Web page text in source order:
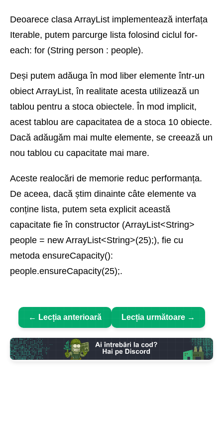
Deoarece clasa ArrayList implementează interfața
Iterable, putem parcurge lista folosind ciclul for-
each: for (String person : people).
Deși putem adăuga în mod liber elemente într-un
obiect ArrayList, în realitate acesta utilizează un
tablou pentru a stoca obiectele. În mod implicit,
acest tablou are capacitatea de a stoca 10 obiecte.
Dacă adăugăm mai multe elemente, se creează un
nou tablou cu capacitate mai mare.
Aceste realocări de memorie reduc performanța.
De aceea, dacă știm dinainte câte elemente va
conține lista, putem seta explicit această
capacitate fie în constructor (ArrayList<String>
people = new ArrayList<String>(25);), fie cu
metoda ensureCapacity():
people.ensureCapacity(25);.
← Lecția anterioară Lecția următoare →